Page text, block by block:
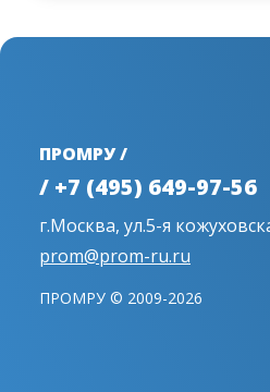
ПРОМРУ /
/ +7 (495) 649-97-56
г.Москва, ул.5-я
prom@prom-ru.ru
ПРОМРУ © 2009-2026